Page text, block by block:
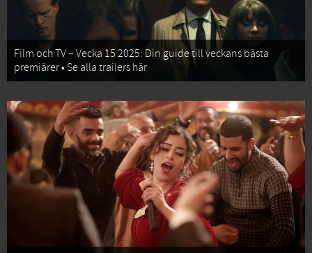
Film och TV – Vecka 15 2025: Din guide till veckans bästa
premiärer • Se alla trailers här